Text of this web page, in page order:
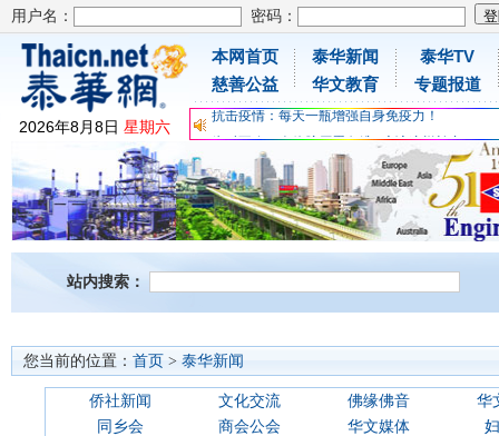
用户名： 密码：
2026年8月8日 星期六
本网首页
慈善公益
泰华新闻
华文教育
泰华TV
专题报道
为时不晚，人体胶原蛋白维C应该这样补充
关爱儿童健康，免费领取日本原装尤妮佳超立体
抗击疫情：每天一瓶增强自身免疫力！
为时不晚，人体胶原蛋白维C应该这样补充
关爱儿童健康，免费领取日本原装尤妮佳超立体
抗击疫情：每天一瓶增强自身免疫力！
站内搜索：
您当前的位置： 首页 > 泰华新闻
侨社新闻 文化交流 佛缘佛音
华
同乡会
商会公会 华文媒体